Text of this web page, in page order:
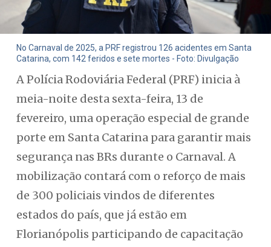
No Carnaval de 2025, a PRF registrou 126 acidentes em Santa
Catarina, com 142 feridos e sete mortes - Foto: Divulgação
A Polícia Rodoviária Federal (PRF) inicia à
meia-noite desta sexta-feira, 13 de
fevereiro, uma operação especial de grande
porte em Santa Catarina para garantir mais
segurança nas BRs durante o Carnaval. A
mobilização contará com o reforço de mais
de 300 policiais vindos de diferentes
estados do país, que já estão em
Florianópolis participando de capacitação